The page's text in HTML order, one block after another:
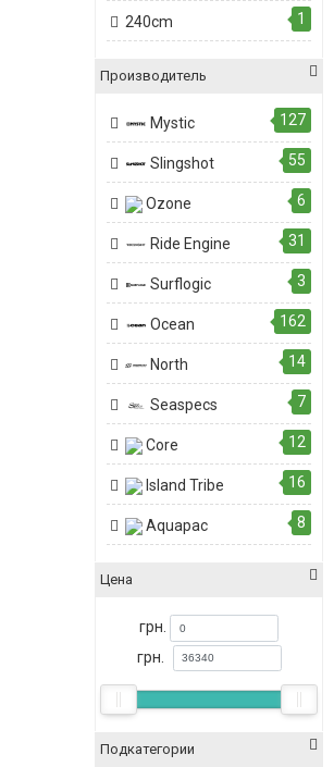
240cm 1
Производитель
Mystic 127
Slingshot 55
Ozone 6
Ride Engine 31
Surflogic 3
Ocean 162
North 14
Seaspecs 7
Core 12
Island Tribe 16
Aquapac 8
Цена
грн.
грн.
Подкатегории